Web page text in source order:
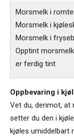
Morsmelk i
Morsmelk i
Morsmelk i
Opptint
er ferdig tint
Oppbevaring i
Vet du, derimot, at
setter du den i
kjøles umiddelbart